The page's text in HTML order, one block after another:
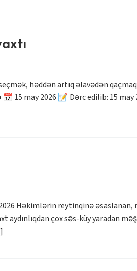
həddən artıq əlavədən
may 2026 📝 Dərc edilib: 15 may
Həkimlərin reytinqinə əsaslanan,
çox səs-küy yaradan